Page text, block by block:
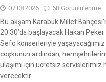
07.08.2026 68 Görüntülenme
Bu akşam Karabük Millet
20.30’da başlayacak Hakan Peker
Sefo konserleriyle
coşkunun ardından,
ulaşımı için ücretsiz servislerimiz
verecektir.